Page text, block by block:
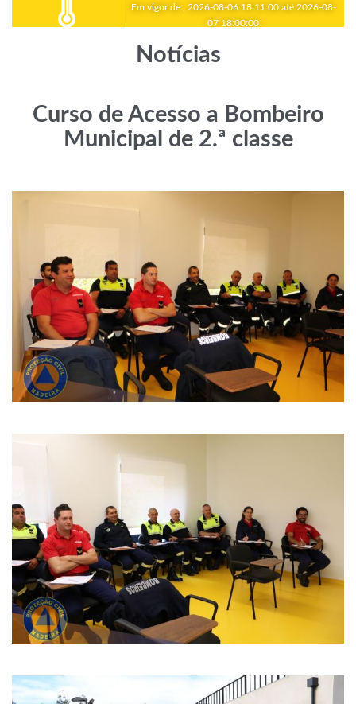
Em vigor de , 2026-08-06 18:11:00 até 2026-08-
07 18:00:00
Notícias
Curso de Acesso a Bombeiro
Municipal de 2.ª classe